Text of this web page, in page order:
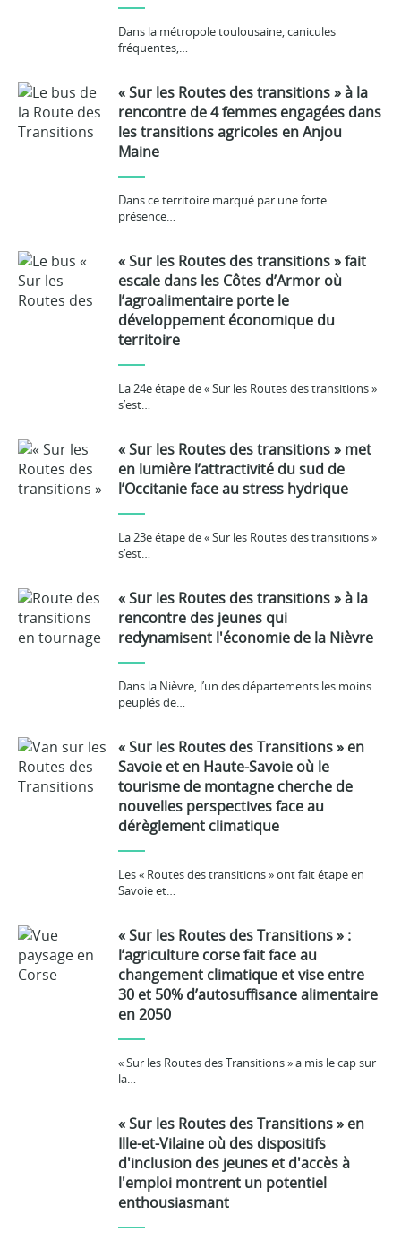
Dans la métropole toulousaine, canicules
fréquentes,…
« Sur les Routes des transitions » à la
rencontre de 4 femmes engagées dans
les transitions agricoles en Anjou
Maine
Dans ce territoire marqué par une forte
présence…
« Sur les Routes des transitions » fait
escale dans les Côtes d’Armor où
l’agroalimentaire porte le
développement économique du
territoire
La 24e étape de « Sur les Routes des transitions »
s’est…
« Sur les Routes des transitions » met
en lumière l’attractivité du sud de
l’Occitanie face au stress hydrique
La 23e étape de « Sur les Routes des transitions »
s’est…
« Sur les Routes des transitions » à la
rencontre des jeunes qui
redynamisent l'économie de la Nièvre
Dans la Nièvre, l’un des départements les moins
peuplés de…
« Sur les Routes des Transitions » en
Savoie et en Haute-Savoie où le
tourisme de montagne cherche de
nouvelles perspectives face au
dérèglement climatique
Les « Routes des transitions » ont fait étape en
Savoie et…
« Sur les Routes des Transitions » :
l’agriculture corse fait face au
changement climatique et vise entre
30 et 50% d’autosuffisance alimentaire
en 2050
« Sur les Routes des Transitions » a mis le cap sur
la…
« Sur les Routes des Transitions » en
Ille-et-Vilaine où des dispositifs
d'inclusion des jeunes et d'accès à
l'emploi montrent un potentiel
enthousiasmant